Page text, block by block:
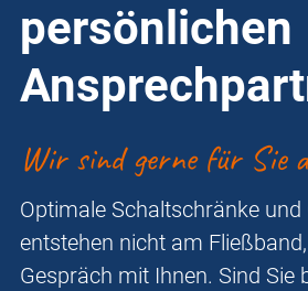
persönlichen
Wir sind gerne für Sie
Optimale Schaltschränke und
entstehen nicht am
Gespräch mit Ihnen. Sind Sie